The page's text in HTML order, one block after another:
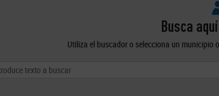
Busca
Utiliza el buscador o selecciona un municipio